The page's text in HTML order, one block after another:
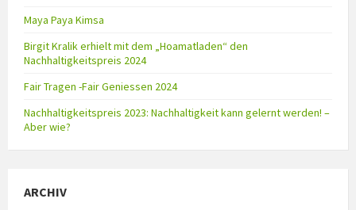
Maya Paya Kimsa
Birgit Kralik erhielt mit dem „Hoamatladen“ den
Nachhaltigkeitspreis 2024
Fair Tragen -Fair Geniessen 2024
Nachhaltigkeitspreis 2023: Nachhaltigkeit kann gelernt werden! –
Aber wie?
ARCHIV